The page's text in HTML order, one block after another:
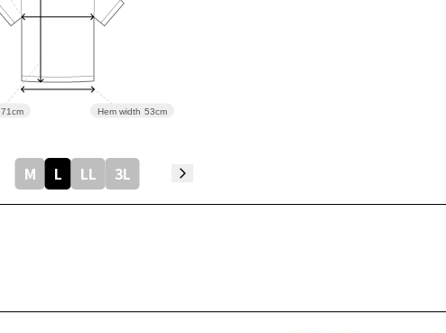
Hem width 53cm
71cm
M L LL 3L